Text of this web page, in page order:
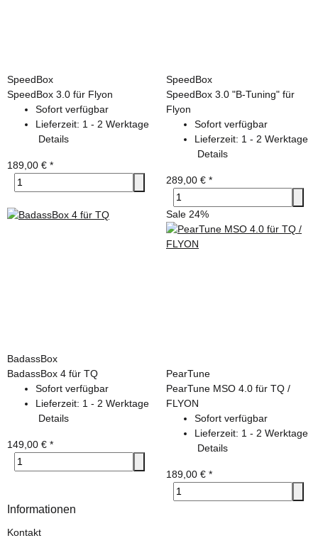
SpeedBox
SpeedBox 3.0 für Flyon
Sofort verfügbar
Lieferzeit: 1 - 2 Werktage
Details
189,00 € *
SpeedBox
SpeedBox 3.0 "B-Tuning" für
Flyon
Sofort verfügbar
Lieferzeit: 1 - 2 Werktage
Details
289,00 € *
BadassBox
BadassBox 4 für TQ
Sofort verfügbar
Lieferzeit: 1 - 2 Werktage
Details
149,00 € *
Sale 24%
PearTune
PearTune MSO 4.0 für TQ /
FLYON
Sofort verfügbar
Lieferzeit: 1 - 2 Werktage
Details
189,00 € *
Informationen
Kontakt